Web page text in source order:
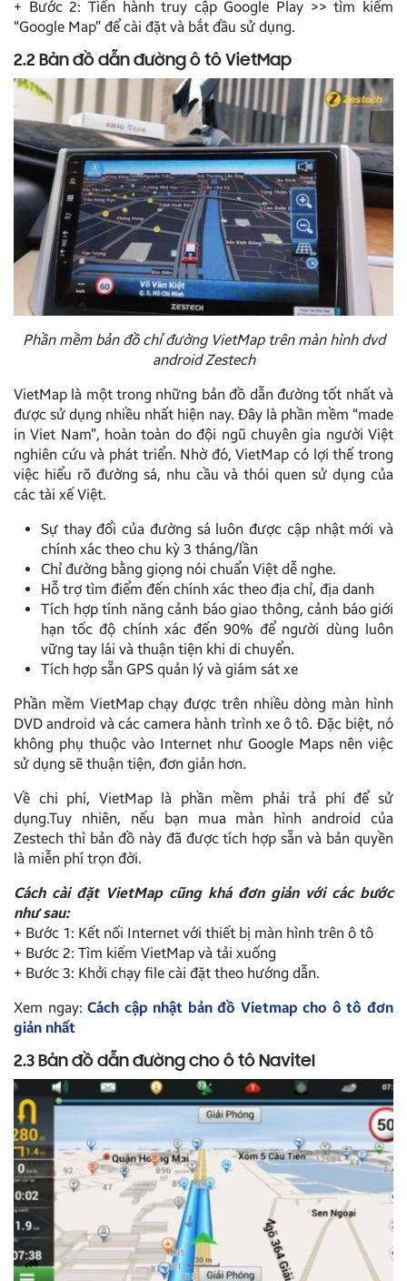
+ Bước 2: Tiến hành truy cập Google Play >> tìm kiếm
“Google Map” để cài đặt và bắt đầu sử dụng.
2.2 Bản đồ dẫn đường ô tô VietMap
Phần mềm bản đồ chỉ đường VietMap trên màn hình dvd
android Zestech
VietMap là một trong những bản đồ dẫn đường tốt nhất và
được sử dụng nhiều nhất hiện nay. Đây là phần mềm “made
in Viet Nam”, hoàn toàn do đội ngũ chuyên gia người Việt
nghiên cứu và phát triển. Nhờ đó, VietMap có lợi thế trong
việc hiểu rõ đường sá, nhu cầu và thói quen sử dụng của
các tài xế Việt.
Sự thay đổi của đường sá luôn được cập nhật mới và
chính xác theo chu kỳ 3 tháng/lần
Chỉ đường bằng giọng nói chuẩn Việt dễ nghe.
Hỗ trợ tìm điểm đến chính xác theo địa chỉ, địa danh
Tích hợp tính năng cảnh báo giao thông, cảnh báo giới
hạn tốc độ chính xác đến 90% để người dùng luôn
vững tay lái và thuận tiện khi di chuyển.
Tích hợp sẵn GPS quản lý và giám sát xe
Phần mềm VietMap chạy được trên nhiều dòng màn hình
DVD android và các camera hành trình xe ô tô. Đặc biệt, nó
không phụ thuộc vào Internet như Google Maps nên việc
sử dụng sẽ thuận tiện, đơn giản hơn.
Về chi phí, VietMap là phần mềm phải trả phí để sử
dụng.Tuy nhiên, nếu bạn mua màn hình android của
Zestech thì bản đồ này đã được tích hợp sẵn và bản quyền
là miễn phí trọn đời.
Cách cài đặt VietMap cũng khá đơn giản với các bước
như sau:
+ Bước 1: Kết nối Internet với thiết bị màn hình trên ô tô
+ Bước 2: Tìm kiếm VietMap và tải xuống
+ Bước 3: Khởi chạy file cài đặt theo hướng dẫn.
Xem ngay:Cách cập nhật bản đồ Vietmap cho ô tô đơn
giản nhất
2.3 Bản đồ dẫn đường cho ô tô Navitel